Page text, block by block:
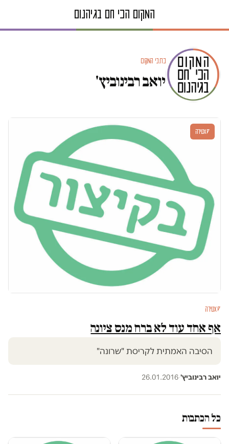
כתבי המקום
יואב רבינוביץ'
סאטירה
סאטירה
אף אחד עוד לא ברח מנס ציונה
הסיבה האמתית לקריסת "שרונה"
יואב רבינוביץ'·
26.01.2016
כל הכתבות